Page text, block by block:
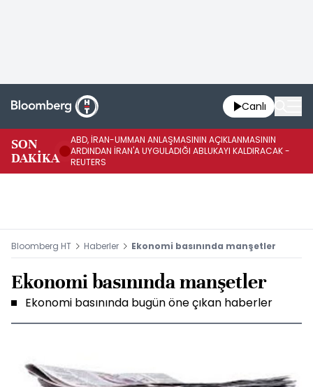
Canlı
SON
DAKİKA
ABD, İRAN-UMMAN ANLAŞMASININ AÇIKLANMASININ
ARDINDAN İRAN'A UYGULADIĞI ABLUKAYI KALDIRACAK -
REUTERS
Bloomberg HT Haberler Ekonomi basınında manşetler
Ekonomi basınında manşetler
Ekonomi basınında bugün öne çıkan haberler